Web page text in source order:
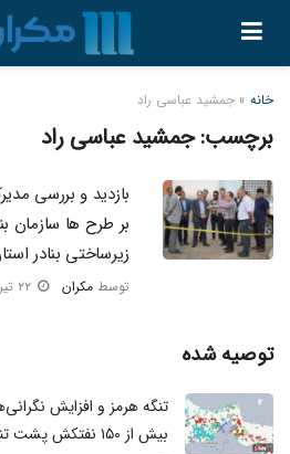
خانه » جمشید عباسی راد
برچسب:جمشید عباسی راد
بازدید و بررسی
بر طرح ها سازمان
زیرساختی بنادر
توسط مکران
توصیه شده
تنگه هرمز و افزایش
بیش از ۱۵۰ نفتکش پشت تنگه هرمز